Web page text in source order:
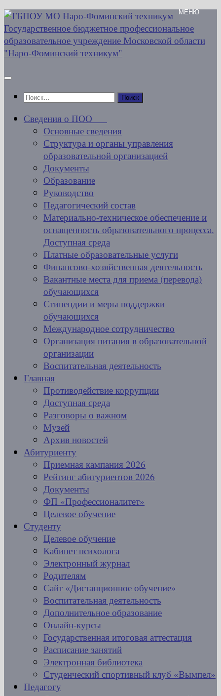
Перейти
к
содержимому
Найти:
Сведения о ПОО
Основные сведения
Структура и органы управления
образовательной организацией
Документы
Образование
Руководство
Педагогический состав
Материально-техническое обеспечение и
оснащенность образовательного процесса.
Доступная среда
Платные образовательные услуги
Финансово-хозяйственная деятельность
Вакантные места для приема (перевода)
обучающихся
Стипендии и меры поддержки
обучающихся
Международное сотрудничество
Организация питания в образовательной
организации
Воспитательная деятельность
Главная
Противодействие коррупции
Доступная среда
Разговоры о важном
Музей
Архив новостей
Абитуриенту
Приемная кампания 2026
Рейтинг абитуриентов 2026
Документы
ФП «Профессионалитет»
Целевое обучение
Студенту
Целевое обучение
Кабинет психолога
Электронный журнал
Родителям
Сайт «Дистанционное обучение»
Воспитательная деятельность
Дополнительное образование
Онлайн-курсы
Государственная итоговая аттестация
Расписание занятий
Электронная библиотека
Студенческий спортивный клуб «Вымпел»
Педагогу